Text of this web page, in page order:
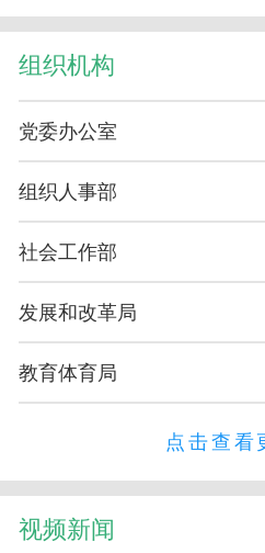
组织机构
党委办公室
组织人事部
社会工作部
发展和改革局
教育体育局
点击查看
视频新闻